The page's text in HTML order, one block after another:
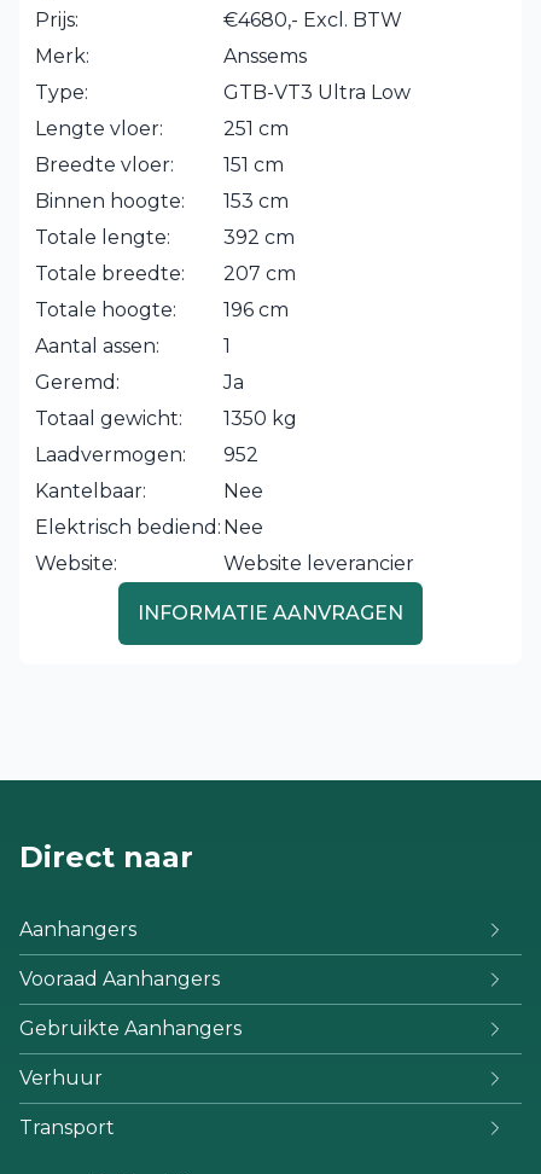
Prijs:
€4680,- Excl. BTW
Merk:
Anssems
Type:
GTB-VT3 Ultra Low
Lengte vloer:
251 cm
Breedte vloer:
151 cm
Binnen hoogte:
153 cm
Totale lengte:
392 cm
Totale breedte:
207 cm
Totale hoogte:
196 cm
Aantal assen:
1
Geremd:
Ja
Totaal gewicht:
1350 kg
Laadvermogen:
952
Kantelbaar:
Nee
Elektrisch bediend: Nee
Website:
Website leverancier
INFORMATIE AANVRAGEN
Direct naar
Aanhangers
Vooraad Aanhangers
Gebruikte Aanhangers
Verhuur
Transport